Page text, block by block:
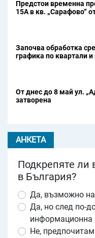
Предстои временна
15А в кв. „Сарафово“
Започва обработка
графика по квартали и
От днес до 8 май ул.
затворена
АНКЕТА
Подкрепяте ли
в България?
Да, възможно
Да, но след по-
информационна
Не,